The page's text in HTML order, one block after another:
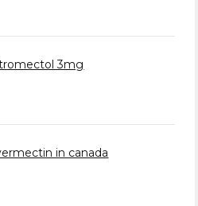
3mg
in canada